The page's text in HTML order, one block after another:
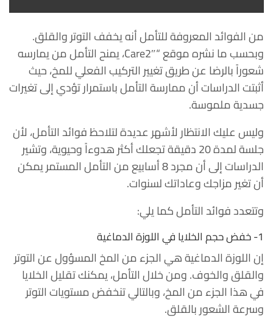
من الفوائد المعروفة للتأمل أنه يخفف التوتر والقلق.
وبحسب ما نشره موقع “Care2″، يمنح التأمل من يمارسه
شعوراً بالرضا عن طريق تغيير التركيب الفعلي للمخ، حيث
أثبتت الدراسات أن ممارسة التأمل باستمرار تؤدي إلى تغيرات
جسدية ملموسة.
وليس عليك الانتظار لأشهر عديدة لتلاحظ فوائد التأمل، لأن
جلسة لمدة 20 دقيقة تجعلك أكثر هدوءاً وحيوية، وتشير
الدراسات إلى أن مجرد 8 أسابيع من التأمل المستمر يمكن
أن تغير مزاجك وعاداتك لسنوات.
وتتعدد فوائد التأمل كما يلي:
1- خفض حجم الخلايا في اللوزة الدماغية
إن اللوزة الدماغية هي الجزء من المخ المسؤول عن التوتر
والقلق والخوف. ومن خلال التأمل، يمكنك تقليل الخلايا
في هذا الجزء من المخ، وبالتالي تنخفض مستويات التوتر
وسرعة الشعور بالقلق.